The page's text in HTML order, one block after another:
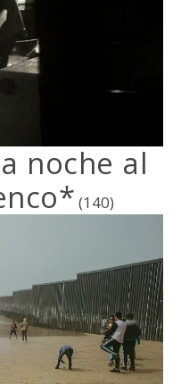
noche al
(140)